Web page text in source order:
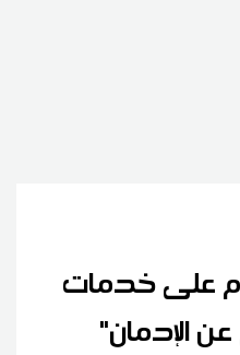
على خدمات
عن الإدمان"